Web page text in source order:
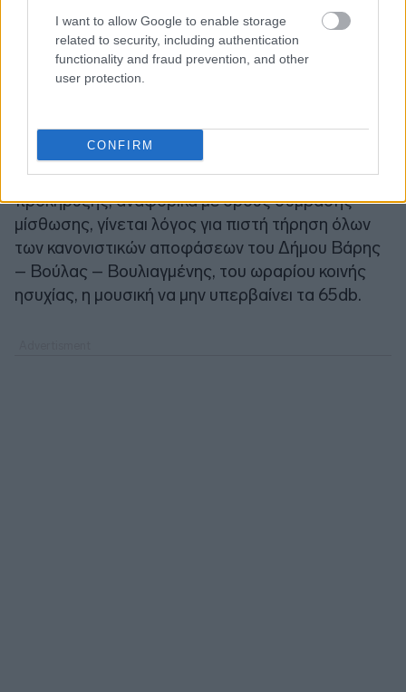
I want to allow Google to enable storage
related to security, including authentication
functionality and fraud prevention, and other
user protection.
CONFIRM
μικροσκόπιο το τοπικού Δήμου Βάρης – Βούλας –
Βουλιαγμένης όχι μόνο για αποκόμιση τυχόν
αντισταθμιστικού οφέλους για τον ίδιο και τους
δημότες (και για την χρήση πλαζ, αντίτιμο κ.α.)
πολυκατοικίες, διαμερίσματα, καταστήματα κ.α.
στην περιοχή (π.χ. για μαγαζιά με μουσική κ.α.)
Όπως αναφέρεται σε παράρτημα της
προκήρυξης, αναφορικά με όρους σύμβασης
μίσθωσης, γίνεται λόγος για πιστή τήρηση όλων
των κανονιστικών αποφάσεων του Δήμου Βάρης
– Βούλας – Βουλιαγμένης, του ωραρίου κοινής
ησυχίας, η μουσική να μην υπερβαίνει τα 65db.